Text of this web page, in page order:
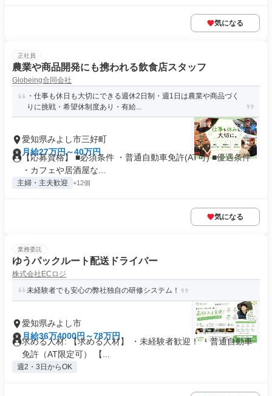
気になる
正社員
農業や商品開発にも携われる飲食店スタッフ
Globeing合同会社
・仕事も休日も大切にできる週休2日制・週1日は農業や商品づく
りに挑戦・希望休制度あり・有給...
愛知県みよし市三好町
月給27万円～40万円
【応募資格】 ■必須条件 ・普通自動車免許(AT可) ■優遇条件
・カフェや居酒屋な...
主婦・主夫歓迎 +12個
気になる
業務委託
ゆうパックルート配送ドライバー
株式会社ECロジ
未経験者でも安心の弊社独自の研修システム！
愛知県みよし市
月給36万4000円～78万円
求める人材: 【求める人材】 ・未経験者歓迎！ ・普通自動車
免許（AT限定可） 【...
週2・3日からOK